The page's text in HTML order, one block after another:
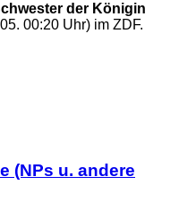
der Königin
00:20 Uhr) im ZDF.
(NPs u. andere